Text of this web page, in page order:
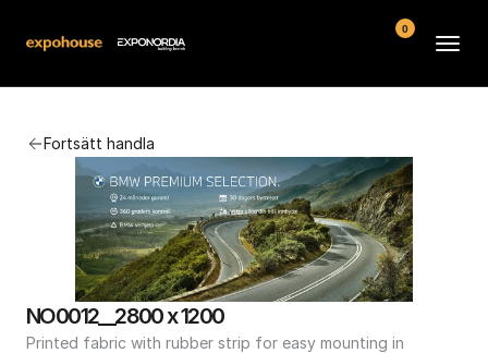
Fortsätt handla
NO0012__2800 x 1200
Printed fabric with rubber strip for easy mounting in
Kontakt
Köpvillkor
0